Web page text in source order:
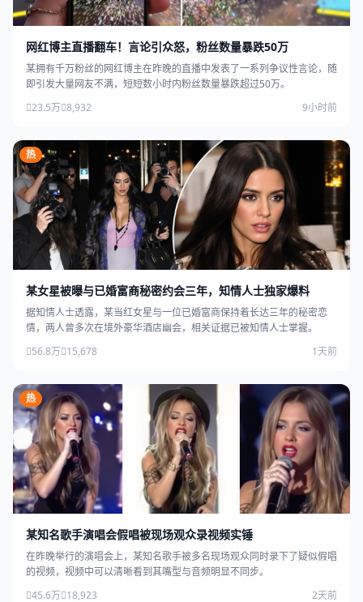
网红博主直播翻车！言论引众怒，粉丝数量暴跌50万
某拥有千万粉丝的网红博主在昨晚的直播中发表了一系列争议性言论，随
即引发大量网友不满，短短数小时内粉丝数量暴跌超过50万。
23.5万 8,932 9小时前
热
某女星被曝与已婚富商秘密约会三年，知情人士独家爆料
据知情人士透露，某当红女星与一位已婚富商保持着长达三年的秘密恋
情，两人曾多次在境外豪华酒店幽会，相关证据已被知情人士掌握。
56.8万 15,678 1天前
热
某知名歌手演唱会假唱被现场观众录视频实锤
在昨晚举行的演唱会上，某知名歌手被多名现场观众同时录下了疑似假唱
的视频，视频中可以清晰看到其嘴型与音频明显不同步。
45.6万 18,923 2天前